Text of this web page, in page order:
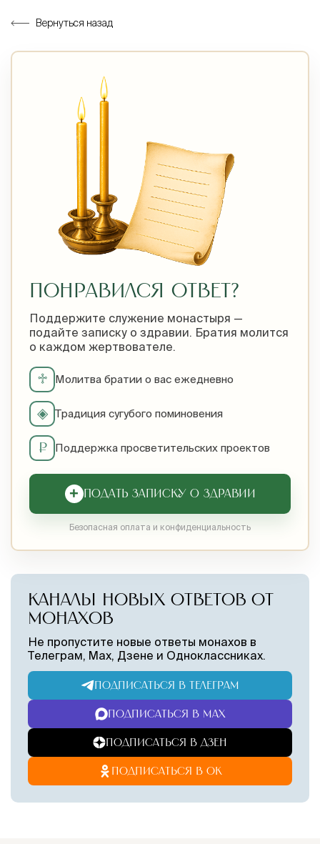
Вернуться назад
ПОНРАВИЛСЯ ОТВЕТ?
Поддержите служение монастыря —
подайте записку о здравии. Братия молится
о каждом жертвователе.
♱ Молитва братии о вас ежедневно
◈ Традиция сугубого поминовения
₽ Поддержка просветительских проектов
+ ПОДАТЬ ЗАПИСКУ О ЗДРАВИИ
Безопасная оплата и конфиденциальность
КАНАЛЫ НОВЫХ ОТВЕТОВ ОТ
МОНАХОВ
Не пропустите новые ответы монахов в
Телеграм, Max, Дзене и Одноклассниках.
ПОДПИСАТЬСЯ В ТЕЛЕГРАМ
ПОДПИСАТЬСЯ В MAX
ПОДПИСАТЬСЯ В ДЗЕН
ПОДПИСАТЬСЯ В ОК